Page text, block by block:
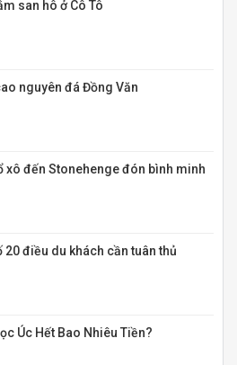
san hô ở Cô Tô
nguyên đá Đồng Văn
xô đến Stonehenge đón bình minh
20 điều du khách cần tuân thủ
Úc Hết Bao Nhiêu Tiền?